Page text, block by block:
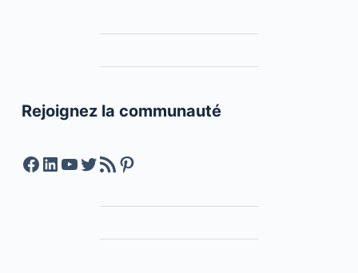
Rejoignez la communauté
Facebook
LinkedIn
YouTube
Twitter
Feed RSSPinterest